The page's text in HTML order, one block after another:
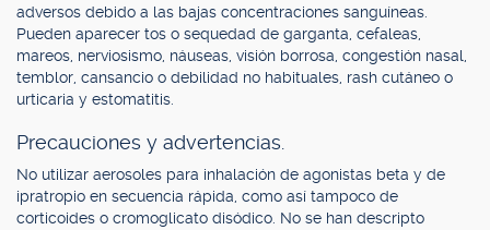
adversos debido a las bajas concentraciones sanguíneas.
Pueden aparecer tos o sequedad de garganta, cefaleas,
mareos, nerviosismo, náuseas, visión borrosa, congestión nasal,
temblor, cansancio o debilidad no habituales, rash cutáneo o
urticaria y estomatitis.
Precauciones y advertencias.
No utilizar aerosoles para inhalación de agonistas beta y de
ipratropio en secuencia rápida, como así tampoco de
corticoides o cromoglicato disódico. No se han descripto